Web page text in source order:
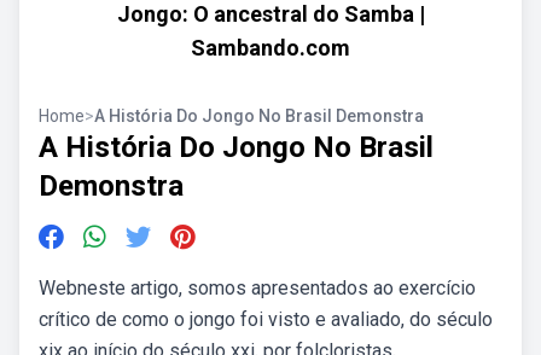
Jongo: O ancestral do Samba |
Sambando.com
Home>A História Do Jongo No Brasil Demonstra
A História Do Jongo No Brasil
Demonstra
Webneste artigo, somos apresentados ao exercício
crítico de como o jongo foi visto e avaliado, do século